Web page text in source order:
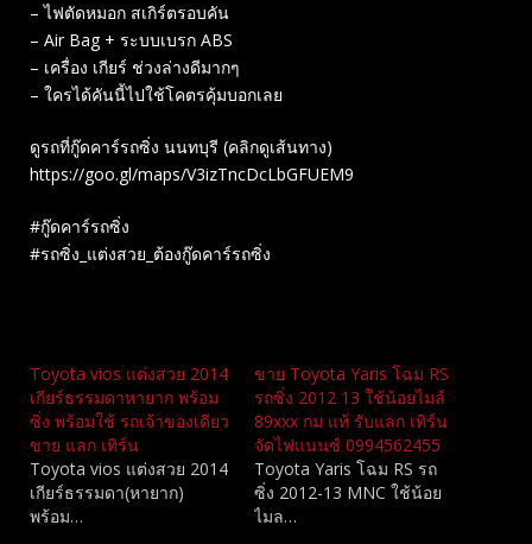
– ไฟตัดหมอก สเกิร์ตรอบคัน
– Air Bag​ + ระบบเบรก​ ABS
– เครื่อง เกียร์ ช่วงล่างดีมากๆ
– ใครได้คันนี้ไปใช้โคตรคุ้มบอกเลย
ดูรถที่กู๊ดคาร์รถซิ่ง นนทบุรี (คลิกดูเส้นทาง)
https://goo.gl/maps/V3izTncDcLbGFUEM9
#กู๊ดคาร์รถซิ่ง
#รถซิ่ง_แต่งสวย_ต้องกู๊ดคาร์รถซิ่ง
Toyota vios แต่งสวย 2014
เกียร์ธรรมดาหายาก พร้อม
ซิ่ง พร้อมใช้ รถเจ้าของเดียว
ขาย แลก เทิร์น
Toyota vios แต่งสวย 2014
เกียร์ธรรมดา(หายาก)
พร้อม…
ขาย Toyota Yaris โฉม RS
รถซิ่ง 2012 13 ใช้น้อยไมล์
89xxx กม แท้ รับแลก เทิร์น
จัดไฟแนนซ์ 0994562455
Toyota Yaris โฉม RS รถ
ซิ่ง 2012-13 MNC​ ใช้น้อย
ไมล…